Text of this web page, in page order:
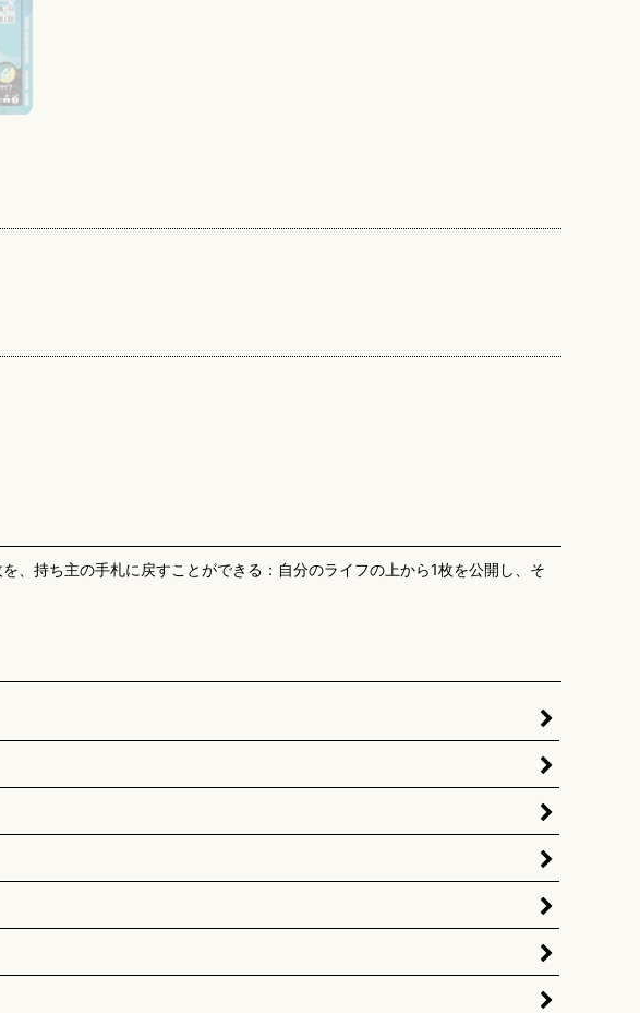
、持ち主の手札に戻すことができる：自分のライフの上から1枚を公開し、そ